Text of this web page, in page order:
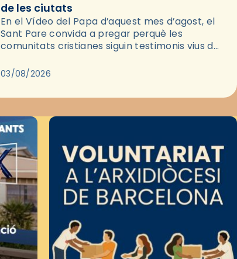
de les ciutats
En el Vídeo del Papa d’aquest mes d’agost, el
Sant Pare convida a pregar perquè les
comunitats cristianes siguin testimonis vius de
pregària, el…
03/08/2026